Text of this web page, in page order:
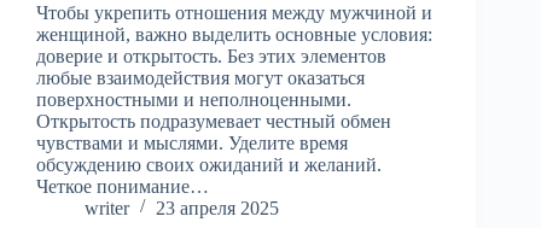
Чтобы укрепить отношения между мужчиной и
женщиной, важно выделить основные условия:
доверие и открытость. Без этих элементов
любые взаимодействия могут оказаться
поверхностными и неполноценными.
Открытость подразумевает честный обмен
чувствами и мыслями. Уделите время
обсуждению своих ожиданий и желаний.
Четкое понимание…
writer
23 апреля 2025